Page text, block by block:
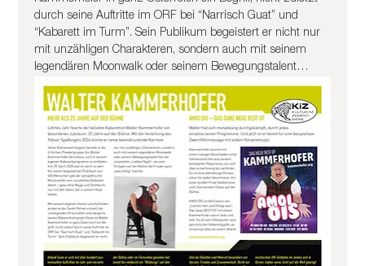
durch seine Auftritte im ORF bei “Narrisch Guat” und
“Kabarett im Turm”. Sein Publikum begeistert er nicht nur
mit unzähligen Charakteren, sondern auch mit seinem
legendären Moonwalk oder seinem Bewegungstalent…